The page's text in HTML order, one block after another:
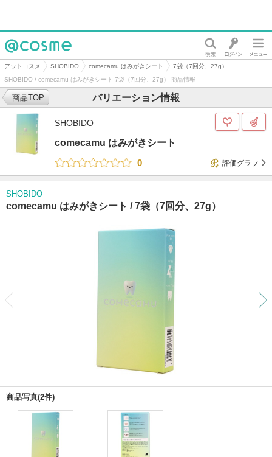
@cosme
アットコスメ SHOBIDO comecamu はみがきシート
7袋（7回分、27g）
SHOBIDO / comecamu はみがきシート 7袋（7回分、27g） 商品情報
バリエーション情報
商品TOP
SHOBIDO
comecamu はみがきシート
0
評価グラフ
SHOBIDO
comecamu はみがきシート /7袋（7回分、27g）
商品写真(2件)